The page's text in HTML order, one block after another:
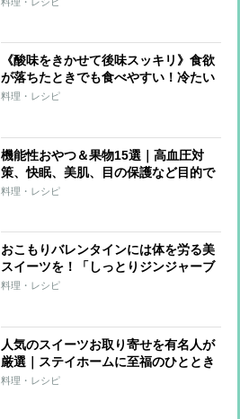
《酸味をきかせて後味スッキリ》食欲
が落ちたときでも食べやすい！冷たい
スイーツレシピ3つ
料理・レシピ
機能性おやつ＆果物15選｜高血圧対
策、快眠、美肌、目の保護など目的で
選ぶ
料理・レシピ
おこもりバレンタインには体を労る美
スイーツを！「しっとりジンジャーブ
ラウニー」【市橋有里の美レシピ】
料理・レシピ
人気のスイーツお取り寄せを有名人が
厳選｜ステイホームに至福のひととき
を
料理・レシピ